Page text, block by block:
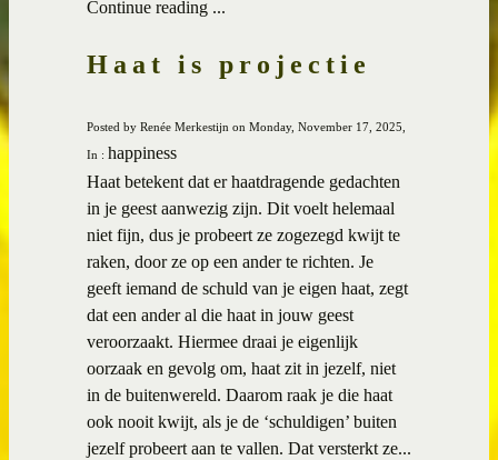
Continue reading ...
Haat is projectie
Posted by Renée Merkestijn on Monday, November 17, 2025,
In : happiness
Haat betekent dat er haatdragende gedachten
in je geest aanwezig zijn. Dit voelt helemaal
niet fijn, dus je probeert ze zogezegd kwijt te
raken, door ze op een ander te richten. Je
geeft iemand de schuld van je eigen haat, zegt
dat een ander al die haat in jouw geest
veroorzaakt. Hiermee draai je eigenlijk
oorzaak en gevolg om, haat zit in jezelf, niet
in de buitenwereld. Daarom raak je die haat
ook nooit kwijt, als je de ‘schuldigen’ buiten
jezelf probeert aan te vallen. Dat versterkt ze...